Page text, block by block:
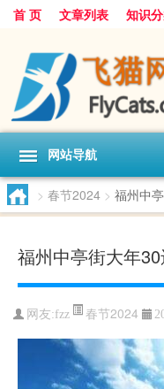
首 页 文章列表 知识
网站导航
> 春节2024 > 福州中
福州中亭街大年
网友:fzz 春节2024